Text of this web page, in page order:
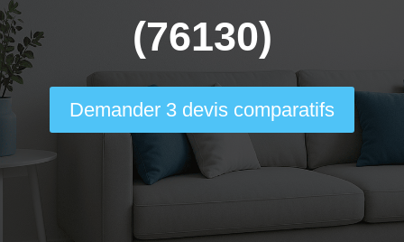
(76130)
Demander 3 devis comparatifs